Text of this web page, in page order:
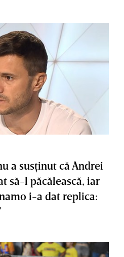
a susţinut că Andrei
să-l păcălească, iar
i-a dat replica: